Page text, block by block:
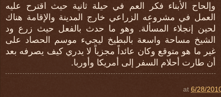
وإلحاح الأبناء فكر العم في حيلة ثانية حيث اقترح عليه
العمل في مشروعه الزراعي خارج المدينة والإقامة هناك
لحين إنجلاء المسألة. وهو ما حدث بالفعل حيث زرع ود
الشيخ مساحة واسعة بالبطيخ ليجيء موسم الحصاد على
غير ما هو متوقع وكان عائداً مجزياً لا يدري كيف يصرفه بعد
أن طارت أحلام السفر إلى أمريكا وأوربا.
at6/28/